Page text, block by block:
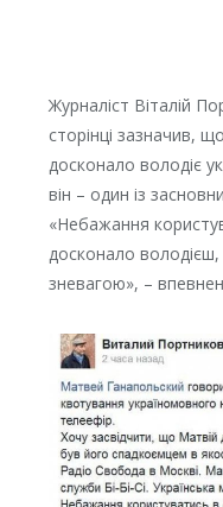
Журналіст Віталій
сторінці зазначив,
досконало володіє
він – один із
«Небажання
досконало
зневагою», –